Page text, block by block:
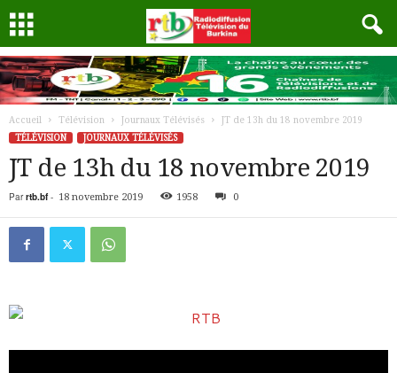
Accueil Télévision Journaux Télévisés
JT de 13h du 18 novembre 2019
TÉLÉVISION
JOURNAUX TÉLÉVISÉS
JT de 13h du 18 novembre 2019
Par rtb.bf- 18 novembre 2019 1958 0